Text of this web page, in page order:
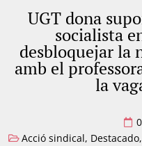
UGT dona
socialista
desbloquejar la
amb el
la
Acció sindical, Destacado,